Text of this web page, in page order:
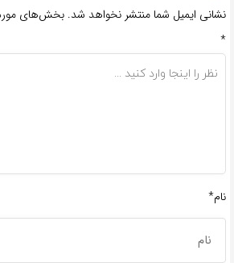
نشانی ایمیل شما منتشر نخواهد شد. بخش‌های
*
نام*